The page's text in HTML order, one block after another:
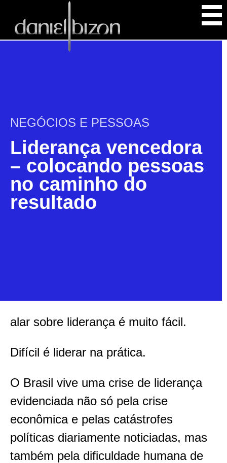
NEGÓCIOS E PESSOAS
Liderança vencedora
– colocando pessoas
no caminho do
resultado
alar sobre liderança é muito fácil.
Difícil é liderar na prática.
O Brasil vive uma crise de liderança
evidenciada não só pela crise
econômica e pelas catástrofes
políticas diariamente noticiadas, mas
também pela dificuldade humana de